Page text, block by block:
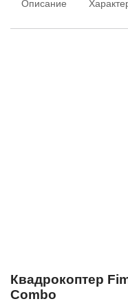
Описание
Квадрокоптер
Combo